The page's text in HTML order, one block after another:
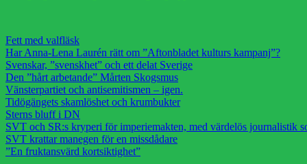
Fett med valfläsk
Har Anna-Lena Laurén rätt om ”Aftonbladet kulturs kampanj”?
Svenskar, ”svenskhet” och ett delat Sverige
Den ”hårt arbetande” Mårten Skogsmus
Vänsterpartiet och antisemitismen – igen.
Tidögängets skamlöshet och krumbukter
Sterns bluff i DN
SVT och SR:s kryperi för imperiemakten, med värdelös journalistik
SVT krattar manegen för en missdådare
”En fruktansvärd kortsiktighet”